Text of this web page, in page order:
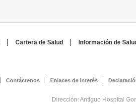
Cartera de Salud
Información de
Contáctenos Enlaces de interés
Dirección: Antiguo Hospital